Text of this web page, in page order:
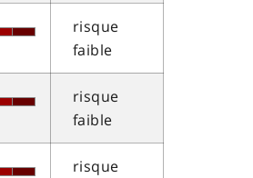
risque
faible
risque
faible
risque